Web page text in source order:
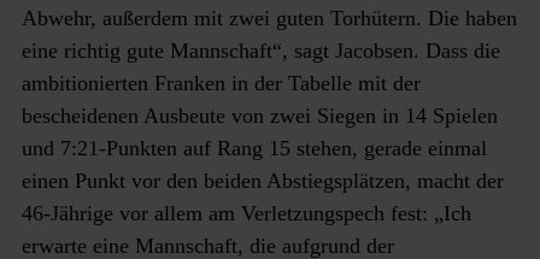
Abwehr, außerdem mit zwei guten Torhütern. Die haben
eine richtig gute Mannschaft“, sagt Jacobsen. Dass die
ambitionierten Franken in der Tabelle mit der
bescheidenen Ausbeute von zwei Siegen in 14 Spielen
und 7:21-Punkten auf Rang 15 stehen, gerade einmal
einen Punkt vor den beiden Abstiegsplätzen, macht der
46-Jährige vor allem am Verletzungspech fest: „Ich
erwarte eine Mannschaft, die aufgrund der